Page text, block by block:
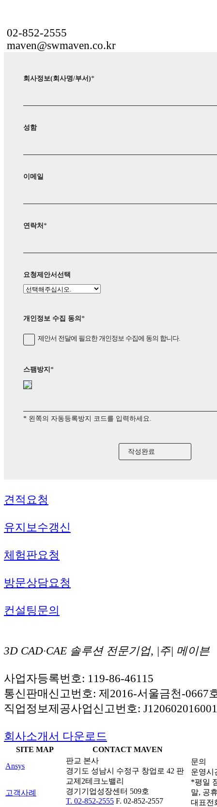
02-852-2555
maven@swmaven.co.kr
회사정보(회사명/부서)*
성함
이메일
연락처 *
요청제안서선택
개인정보 수집 동의 *
제안서 전달에 필요한 개인정보 수집에 동의 합니다.
스팸방지 *
* 왼쪽의 자동등록방지 코드를 입력하세요.
견적요청
유지보수갱신
체험판요청
방문상담요청
컨설팅문의
3D CAD·CAE 솔루션 전문기업, |주| 메이븐
사업자등록번호: 119-86-46115
통신판매신고번호: 제2016-서울금천-0667
직업정보제공사업신고번호:
회사소개서 다운로드
SITE MAP
CONTACT MAVEN
Ansys
판교 본사
경기도 성남시 수정구 창업로 42 판
교제2테크노밸리
경기기업성장센터 509호
T. 02-852-2555 F. 02-852-2557
문의
운영시
*평일
말, 공
대표전
고객사례